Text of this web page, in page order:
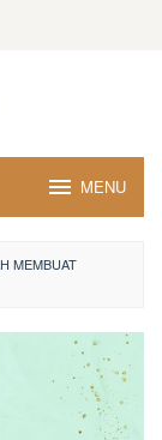
MENU
MEMBUAT